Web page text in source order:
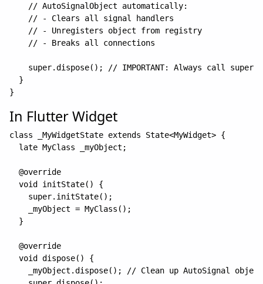
    // AutoSignalObject automatically:
    // - Clears all signal handlers
    // - Unregisters object from registry
    // - Breaks all connections
super.dispose(); // IMPORTANT: Always call
  }
In Flutter Widget
class _MyWidgetState extends State<MyWidget> {
  late MyClass _myObject;
  @override
  void initState() {
    super.initState();
    _myObject = MyClass();
  }
  @override
  void dispose() {
    _myObject.dispose(); // Clean up AutoSignal object